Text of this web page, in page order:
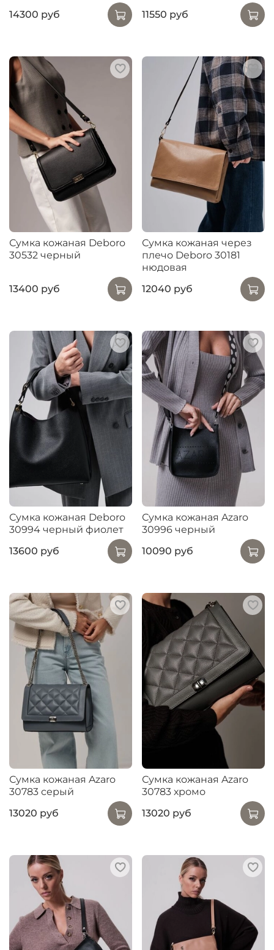
14300 руб
11550 руб
Сумка кожаная Deboro
30532 черный
13400 руб
Сумка кожаная через
плечо Deboro 30181
нюдовая
12040 руб
Сумка кожаная Deboro
30994 черный фиолет
13600 руб
Сумка кожаная Azaro
30996 черный
10090 руб
Сумка кожаная Azaro
30783 серый
13020 руб
Сумка кожаная Azaro
30783 хромо
13020 руб